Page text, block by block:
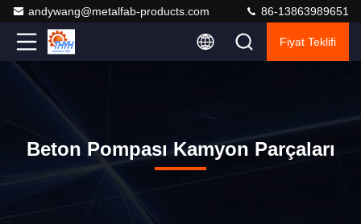
andywang@metalfab-products.com 86-13863989651
Fiyat Teklifi
Beton Pompası Kamyon Parçaları